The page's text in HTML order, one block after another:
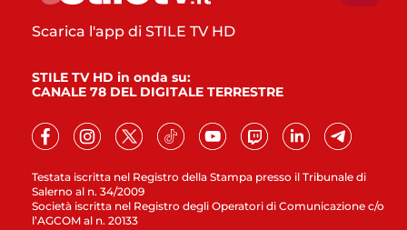
Testata iscritta nel Registro della Stampa presso il Tribunale di
Salerno al n. 34/2009
Società iscritta nel Registro degli Operatori di Comunicazione c/o
l’AGCOM al n. 20133
Scarica l'app di STILE TV HD
STILE TV HD in onda su:
CANALE 78 DEL DIGITALE TERRESTRE